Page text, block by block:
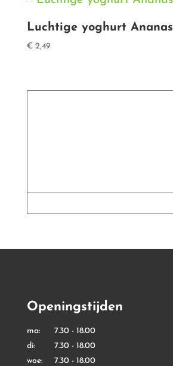
Luchtige yoghurt Ananas
€2,49
Openingstijden
ma: 7.30 - 18.00
di: 7.30 - 18.00
woe: 7.30 - 18.00